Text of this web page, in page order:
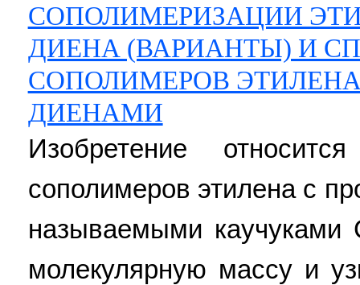
СОПОЛИМЕРИЗАЦИИ
ДИЕНА (ВАРИАНТЫ) И
СОПОЛИМЕРОВ
ДИЕНАМИ
Изобретение
сополимеров этилена с
называемыми
молекулярную массу и